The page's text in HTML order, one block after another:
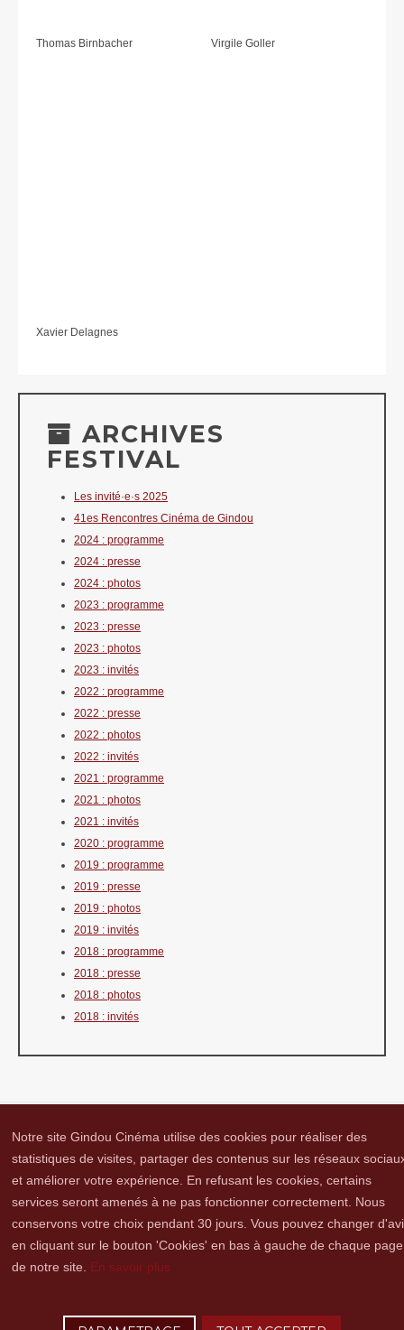
Thomas Birnbacher Virgile Goller
Xavier Delagnes
ARCHIVES
FESTIVAL
Les invité·e·s 2025
41es Rencontres Cinéma de Gindou
2024 : programme
2024 : presse
2024 : photos
2023 : programme
2023 : presse
2023 : photos
2023 : invités
2022 : programme
2022 : presse
2022 : photos
2022 : invités
2021 : programme
2021 : photos
2021 : invités
2020 : programme
2019 : programme
2019 : presse
2019 : photos
2019 : invités
2018 : programme
2018 : presse
2018 : photos
2018 : invités
Gindou Cinéma Contacts Lettre d'infos Réseaux sociaux Partenaires
Vidéothèque Hommage à Guy Cavagnac Mentions Légales
Copyright © 2016 Gindou Cinéma | Gindou Cinéma -Le Bourg - 46250 Gindou |
Notre site Gindou Cinéma utilise des cookies pour réaliser des
statistiques de visites, partager des contenus sur les réseaux
et améliorer votre expérience. En refusant les cookies, certains
services seront amenés à ne pas fonctionner correctement. Nous
conservons votre choix pendant 30 jours. Vous pouvez changer
en cliquant sur le bouton 'Cookies' en bas à gauche de chaque page
de notre site. En savoir plus